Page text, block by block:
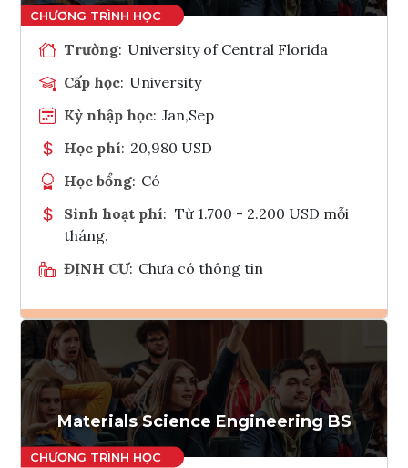
Trường: University of Central Florida
Cấp học: University
Kỳ nhập học: Jan,Sep
Học phí: 20,980 USD
Học bổng: Có
Sinh hoạt phí: Từ 1.700 - 2.200 USD mỗi
tháng.
ĐỊNH CƯ: Chưa có thông tin
Ghi danh
Tham vấn Interlink
Materials Science Engineering BS